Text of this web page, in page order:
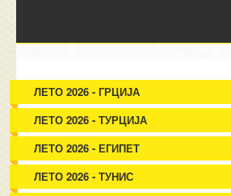
ЛЕТО 2026 - ГРЦИЈА
ЛЕТО 2026 - ТУРЦИЈА
ЛЕТО 2026 - ЕГИПЕТ
ЛЕТО 2026 - ТУНИС